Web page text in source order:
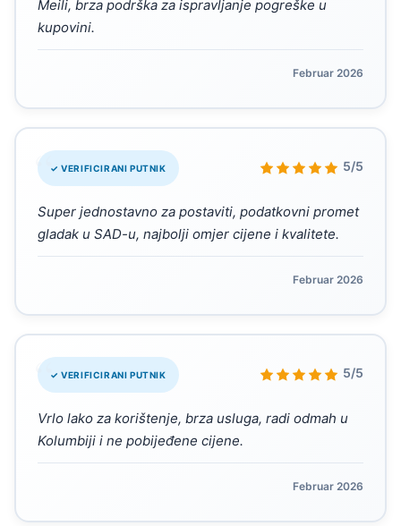
Meili, brza podrška za ispravljanje pogreške u
kupovini.
Februar 2026
✓ VERIFICIRANI PUTNIK 5/5
“
Super jednostavno za postaviti, podatkovni promet
gladak u SAD-u, najbolji omjer cijene i kvalitete.
Februar 2026
✓ VERIFICIRANI PUTNIK 5/5
“
Vrlo lako za korištenje, brza usluga, radi odmah u
Kolumbiji i ne pobijeđene cijene.
Februar 2026